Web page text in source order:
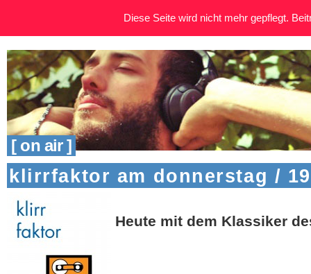
[ on air ]
klirrfaktor am donnerstag /
Heute mit dem Klassiker
Diese Seite wird nicht mehr gepflegt.